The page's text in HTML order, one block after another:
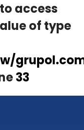
access
of type
33